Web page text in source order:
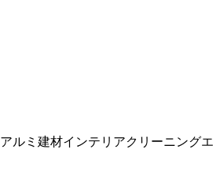
アルミ建材インテリアクリーニングエ